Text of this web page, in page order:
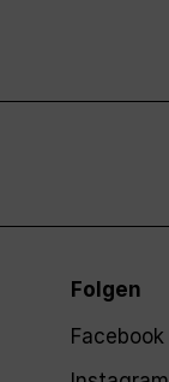
Folgen
Facebook